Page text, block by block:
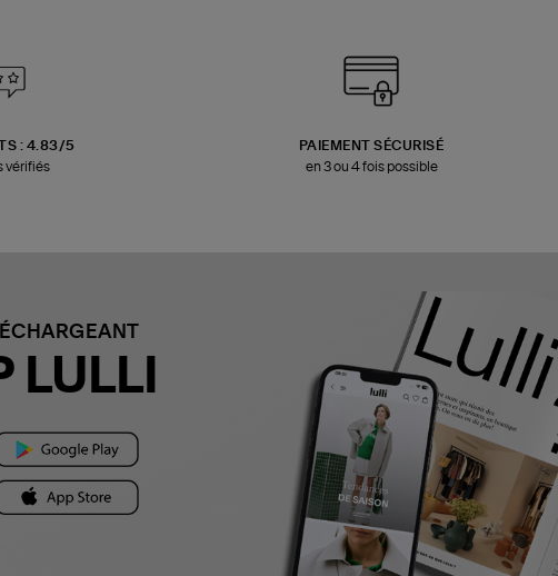
: 4.83/5
vérifiés
PAIEMENT SÉCURISÉ
en 3 ou 4 fois possible
LULLI